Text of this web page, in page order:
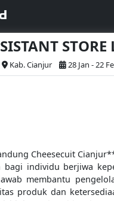
STORE
Kab. Cianjur 28 Jan - 22
Cheesecuit
bagi individu berjiwa
membantu
produk dan